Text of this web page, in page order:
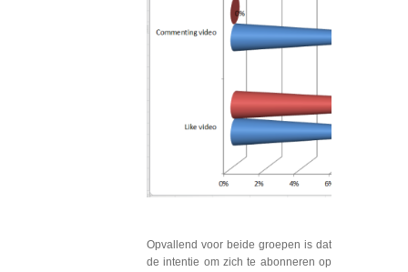
Opvallend voor beide groepen is dat
de intentie om zich te abonneren op